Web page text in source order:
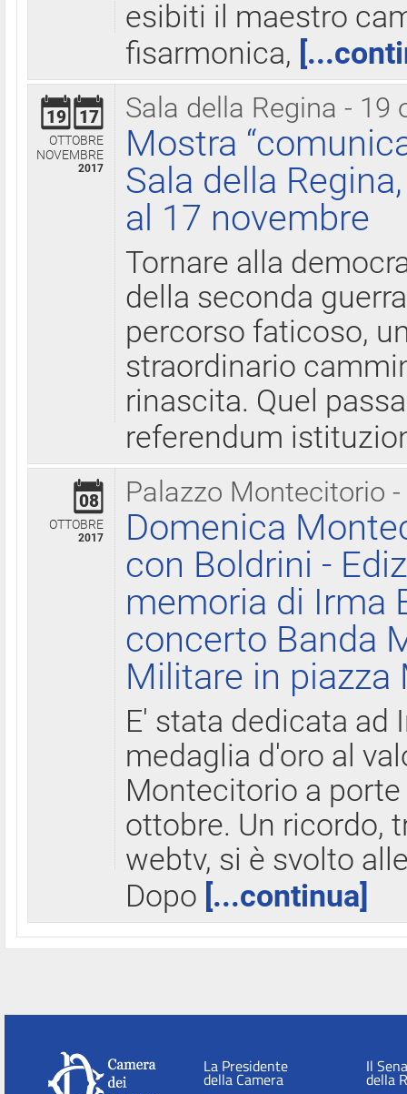
esibiti il maestro
fisarmonica,
Sala della Regina - 19
19 17
OTTOBRE
NOVEMBRE
2017
Mostra
Sala della
al 17 novembre
Tornare alla
della seconda
percorso faticoso,
straordinario
rinascita. Quel
referendum
Palazzo Montecitorio
08
OTTOBRE
2017
Domenica
con Boldrini -
memoria di Irma
concerto Banda
Militare in
E' stata dedicata ad
medaglia d'oro al
Montecitorio a
ottobre. Un ricordo,
webtv, si è svolto
Dopo [...continua]
La Presidente
della Camera
Il
della